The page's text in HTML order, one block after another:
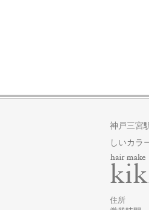
神戸三宮
しいカラ
住所